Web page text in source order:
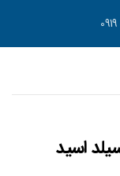
اسید